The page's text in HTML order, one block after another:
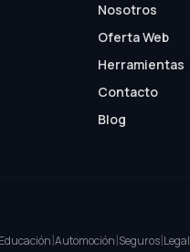
Nosotros
Oferta Web
Herramientas
Contacto
Blog
|Automoción|Seguros|Legal